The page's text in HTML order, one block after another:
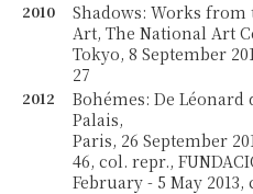
2010
Shadows: Works
Art, The National Art
Tokyo, 8 September
27
2012
Bohémes: De Léonard
Palais,
Paris, 26 September
46, col. repr.,
February - 5 May 2013,